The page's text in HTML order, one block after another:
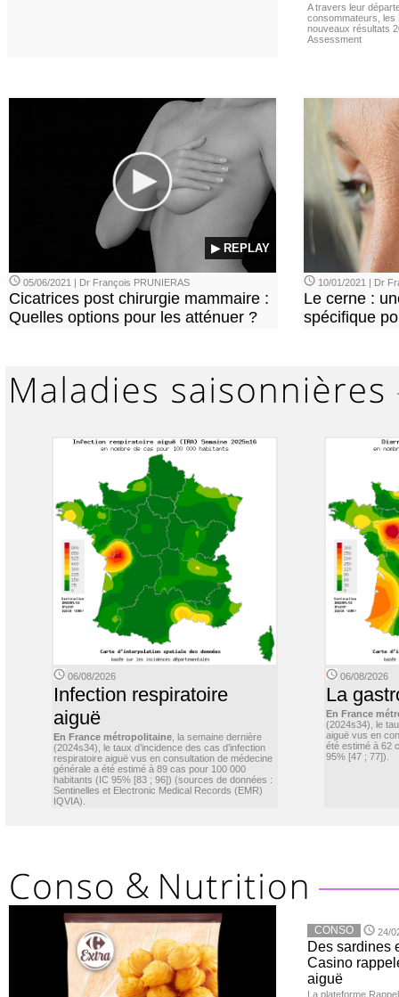
A travers leur
consommateurs, les
nouveaux résultats
Assessment
▶ REPLAY
05/06/2021 | Dr François PRUNIERAS
Cicatrices post chirurgie mammaire :
Quelles options pour les atténuer ?
10/01/2021 | Dr
Le cerne :
spécifique
06/08/2026
Infection respiratoire
aiguë
En France métropolitaine , la semaine dernière
(2024s34), le taux d’incidence des cas d’infection
respiratoire aiguë vus en consultation de médecine
générale a été estimé à 89 cas pour 100 000
habitants (IC 95% [83 ; 96]) (sources de données :
Sentinelles et Electronic Medical Records (EMR)
IQVIA).
06/08/2026
La
En France
(2024s34), le
aiguë vus en
été estimé à 62
95% [47 ; 77]).
CONSO 24/
Des sardines
Casino
aiguë
La plateforme